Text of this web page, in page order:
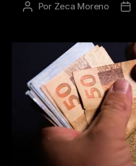
Por Zeca Moreno